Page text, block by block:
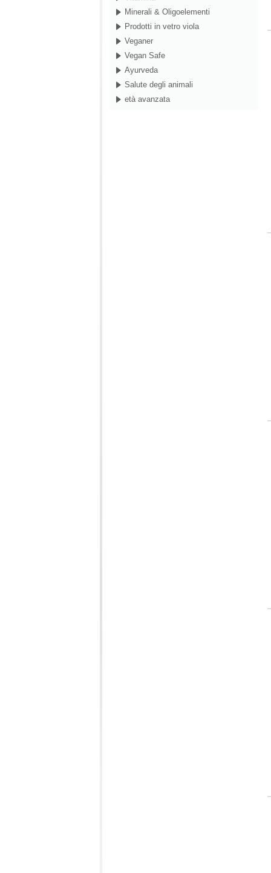
Minerali & Oligoelementi
Prodotti in vetro viola
Veganer
Vegan Safe
Ayurveda
Salute degli animali
età avanzata